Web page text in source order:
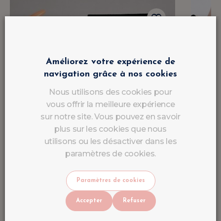
Améliorez votre expérience de
navigation grâce à nos cookies
Nous utilisons des cookies pour
vous offrir la meilleure expérience
sur notre site. Vous pouvez en savoir
plus sur les cookies que nous
utilisons ou les désactiver dans les
paramètres de cookies.
Paramètres de cookies
Accepter Refuser